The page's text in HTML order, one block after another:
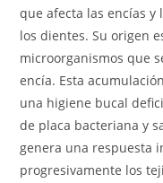
que afecta las encías
los dientes. Su origen
microorganismos que
encía. Esta
una higiene bucal
de placa bacteriana y
genera una respuesta
progresivamente los